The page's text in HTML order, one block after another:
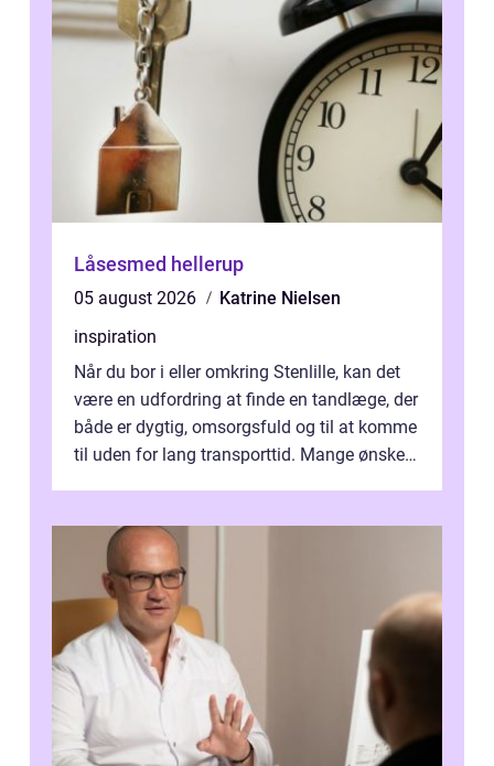
Låsesmed hellerup
05 august 2026
Katrine Nielsen
inspiration
Når du bor i eller omkring Stenlille, kan det
være en udfordring at finde en tandlæge, der
både er dygtig, omsorgsfuld og til at komme
til uden for lang transporttid. Mange ønsker